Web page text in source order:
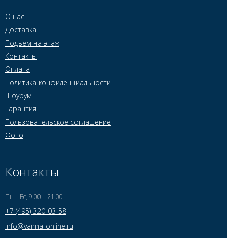
О нас
Доставка
Подъем на этаж
Контакты
Оплата
Политика конфиденциальности
Шоурум
Гарантия
Пользовательское соглашение
Фото
Контакты
Пн—Вс, 9:00—21:00
+7 (495) 320-03-58
info@vanna-online.ru